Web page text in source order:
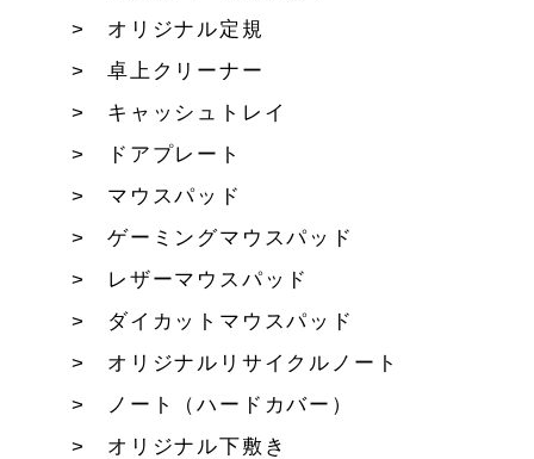
オリジナル定規
卓上クリーナー
キャッシュトレイ
ドアプレート
マウスパッド
ゲーミングマウスパッド
レザーマウスパッド
ダイカットマウスパッド
オリジナルリサイクルノート
ノート（ハードカバー）
オリジナル下敷き